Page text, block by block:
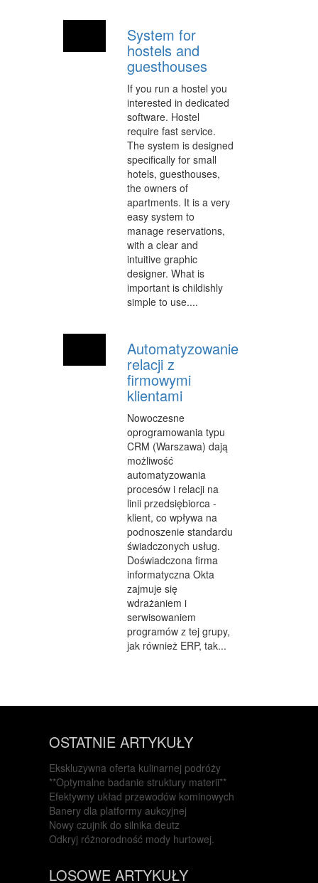
OPROGRAMOWANIE
KONTAKT
System for
hostels and
guesthouses
If you run a hostel you
interested in dedicated
software. Hostel
require fast service.
The system is designed
specifically for small
hotels, guesthouses,
the owners of
apartments. It is a very
easy system to
manage reservations,
with a clear and
intuitive graphic
designer. What is
important is childishly
simple to use....
Automatyzowanie
relacji z
firmowymi
klientami
Nowoczesne
oprogramowania typu
CRM (Warszawa) dają
możliwość
automatyzowania
procesów i relacji na
linii przedsiębiorca -
klient, co wpływa na
podnoszenie standardu
świadczonych usług.
Doświadczona firma
informatyczna Okta
zajmuje się
wdrażaniem i
serwisowaniem
programów z tej grupy,
jak również ERP, tak...
OSTATNIE ARTYKUŁY
Ekskluzywna oferta kulinarnej podróży
**Optymalne badanie struktury materii**
Efektywny układ przewodów kominowych
Banery dla platformy aukcyjnej
Nowy czujnik do silnika deutz
Odkryj różnorodność mody hurtowej.
LOSOWE ARTYKUŁY